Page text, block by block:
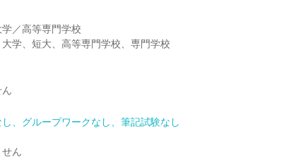
／高等専門学校
学、短大、高等専門学校、専門学校
、グループワークなし、筆記試験なし
ん